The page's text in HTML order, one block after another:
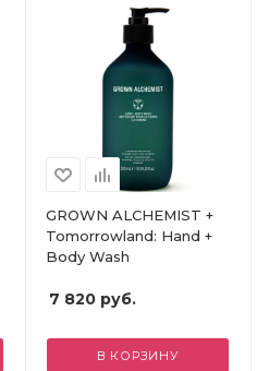
GROWN ALCHEMIST +
Tomorrowland: Hand +
Body Wash
7 820руб.
В КОРЗИНУ